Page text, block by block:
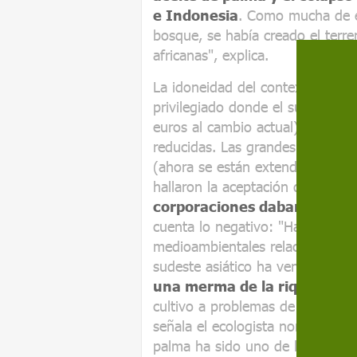
e Indonesia. Como mucha de
bosque, se había creado el
africanas", explica.
La idoneidad del contexto fue la
privilegiado donde el sueldo
euros al cambio actual) y las
reducidas. Las grandes
(ahora se están extendiendo a
hallaron la aceptación de la
corporaciones daban
cuenta lo negativo: "Hay
medioambientales
sudeste asiático ha venido
una merma de la riqueza del
cultivo a problemas de
señala el ecologista
palma ha sido uno de los